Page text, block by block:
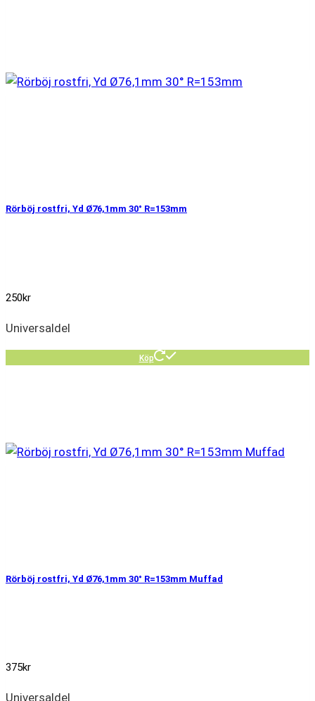
Rörböj rostfri, Yd Ø76,1mm 30° R=153mm
250kr
Universaldel
Köp
Rörböj rostfri, Yd Ø76,1mm 30° R=153mm Muffad
375kr
Universaldel